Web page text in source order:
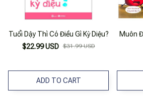
Tuổi Dậy Thì Có Điều Gì Kỳ Diệu?
$22.99 USD $31.99 USD
ADD TO CART
Muôn